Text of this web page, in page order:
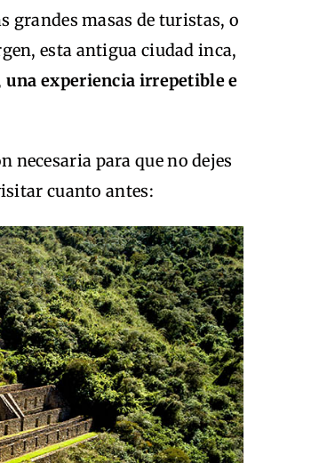
grandes masas de turistas, o
esta antigua ciudad inca,
una experiencia irrepetible e
para que no dejes
cuanto antes: